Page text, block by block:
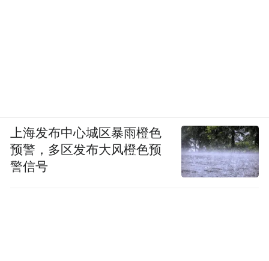
上海发布中心城区暴雨橙色
预警，多区发布大风橙色预
警信号